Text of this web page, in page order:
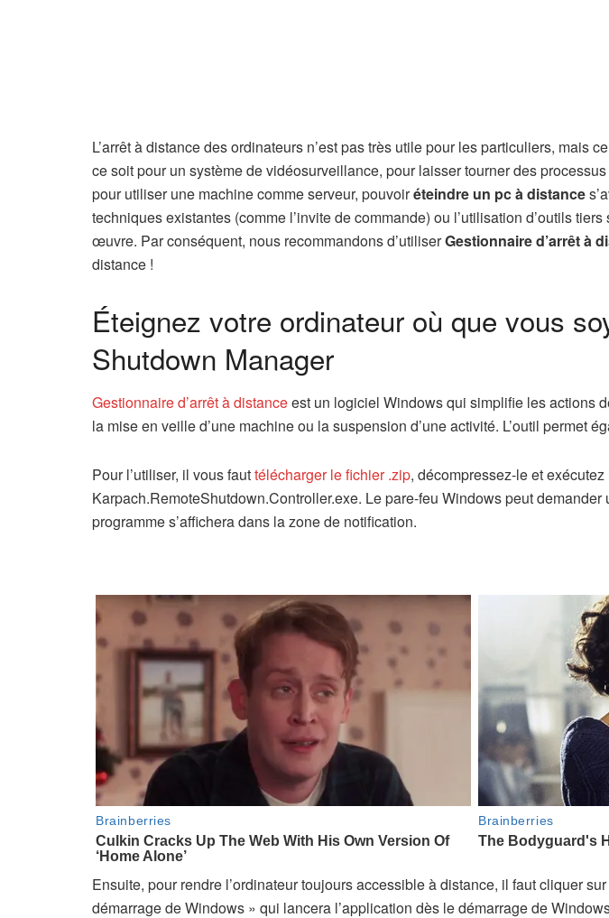
L’arrêt à distance des ordinateurs n’est pas très utile pour les particuliers, mais
ce soit pour un système de vidéosurveillance, pour laisser tourner des
pour utiliser une machine comme serveur, pouvoiréteindre un pc à distance
techniques existantes (comme l’invite de commande) ou l’utilisation d’outils
œuvre. Par conséquent, nous recommandons d’utiliserGestionnaire d’arrêt à
distance !
Éteignez votre ordinateur où que vous
Shutdown Manager
Gestionnaire d’arrêt à distanceest un logiciel Windows qui simplifie les actions
la mise en veille d’une machine ou la suspension d’une activité. L’outil permet
Pour l’utiliser, il vous fauttélécharger le fichier .zip, décompressez-le et
Karpach.RemoteShutdown.Controller.exe. Le pare-feu Windows peut
programme s’affichera dans la zone de notification.
Ensuite, pour rendre l’ordinateur toujours accessible à distance, il faut cliquer
démarrage de Windows » qui lancera l’application dès le démarrage de